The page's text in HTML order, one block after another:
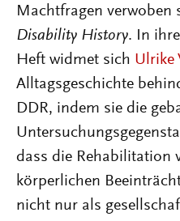
Machtfragen verwoben
Disability History. In
Heft widmet sich Ulrike
Alltagsgeschichte
DDR, indem sie die
dass die Rehabilitation
körperlichen
nicht nur als